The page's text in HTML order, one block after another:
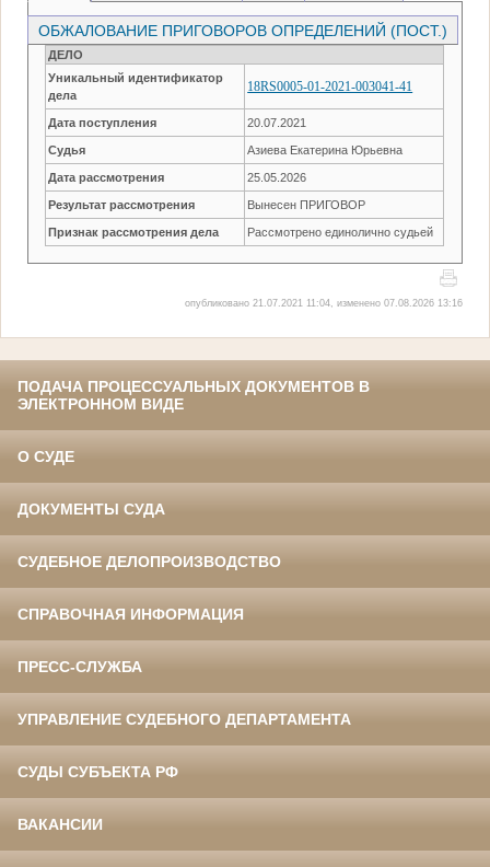
ОБЖАЛОВАНИЕ ПРИГОВОРОВ ОПРЕДЕЛЕНИЙ (ПОСТ.)
ДЕЛО
Уникальный идентификатор
дела
18RS0005-01-2021-003041-41
Дата поступления 20.07.2021
Судья Азиева Екатерина Юрьевна
Дата рассмотрения 25.05.2026
Результат рассмотрения Вынесен ПРИГОВОР
Признак рассмотрения дела Рассмотрено единолично судьей
опубликовано 21.07.2021 11:04, изменено 07.08.2026 13:16
ПОДАЧА ПРОЦЕССУАЛЬНЫХ ДОКУМЕНТОВ В
ЭЛЕКТРОННОМ ВИДЕ
О СУДЕ
ДОКУМЕНТЫ СУДА
СУДЕБНОЕ ДЕЛОПРОИЗВОДСТВО
СПРАВОЧНАЯ ИНФОРМАЦИЯ
ПРЕСС-СЛУЖБА
УПРАВЛЕНИЕ СУДЕБНОГО ДЕПАРТАМЕНТА
СУДЫ СУБЪЕКТА РФ
ВАКАНСИИ